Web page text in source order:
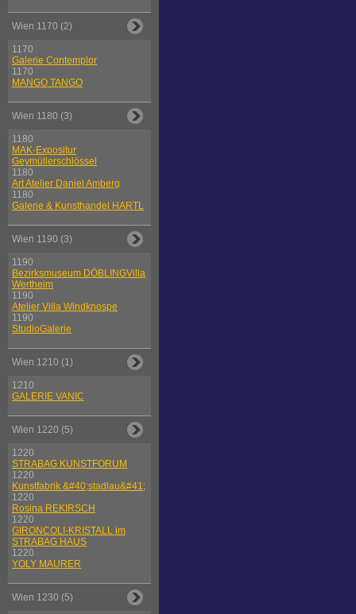
Wien 1170 (2)
1170
Galerie Contemplor
1170
MANGO TANGO
Wien 1180 (3)
1180
MAK-Expositur
Geymüllerschlössel
1180
Art Atelier Daniel Amberg
1180
Galerie & Kunsthandel HARTL
Wien 1190 (3)
1190
Bezirksmuseum DÖBLINGVilla
Wertheim
1190
Atelier Villa Windknospe
1190
StudioGalerie
Wien 1210 (1)
1210
GALERIE VANIC
Wien 1220 (5)
1220
STRABAG KUNSTFORUM
1220
Kunstfabrik &#40;stadlau&#41;
1220
Rosina REKIRSCH
1220
GIRONCOLI-KRISTALL im
STRABAG HAUS
1220
YOLY MAURER
Wien 1230 (5)